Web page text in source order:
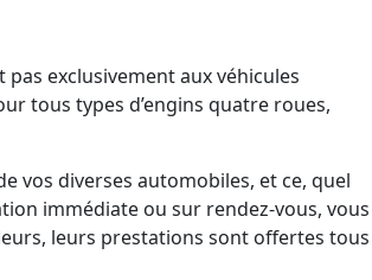
exclusivement aux véhicules
tous types d’engins quatre roues,
vos diverses automobiles, et ce, quel
immédiate ou sur rendez-vous, vous
leurs prestations sont offertes tous